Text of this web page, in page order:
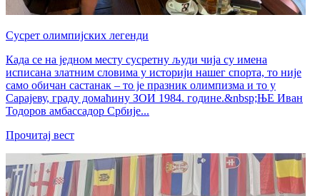
Сусрет олимпијских легенди
Када се на једном месту сусретну људи чија су имена
исписана златним словима у историји нашег спорта, то није
само обичан састанак – то је празник олимпизма и то у
Сарајеву, граду домаћину ЗОИ 1984. године.&nbsp;ЊЕ Иван
Тодоров амбассадор Србије...
Прочитај вест